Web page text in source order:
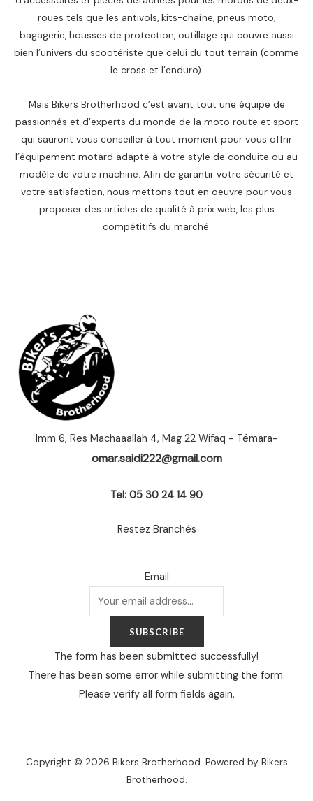
roues tels que les antivols, kits-chaîne, pneus moto,
bagagerie, housses de protection, outillage qui couvre aussi
bien l’univers du scootériste que celui du tout terrain (comme
le cross et l’enduro).
Mais Bikers Brotherhood c’est avant tout une équipe de
passionnés et d’experts du monde de la moto route et sport
qui sauront vous conseiller à tout moment pour vous offrir
l’équipement motard adapté à votre style de conduite ou au
modèle de votre machine. Afin de garantir votre sécurité et
votre satisfaction, nous mettons tout en oeuvre pour vous
proposer des articles de qualité à prix web, les plus
compétitifs du marché.
Imm 6, Res Machaaallah 4, Mag 22 Wifaq - Témara-
omar.saidi222@gmail.com
Tel: 05 30 24 14 90
Restez Branchés
Email
SUBSCRIBE
The form has been submitted successfully!
There has been some error while submitting the form.
Please verify all form fields again.
Copyright © 2026 Bikers Brotherhood. Powered by Bikers
Brotherhood.